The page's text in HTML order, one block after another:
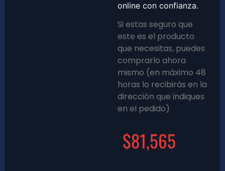
online con confianza.
Si estas seguro que
este es el producto
que necesitas, puedes
comprarlo ahora
mismo (en máximo 48
horas lo recibirás en la
dirección que indiques
en el pedido)
$81,565